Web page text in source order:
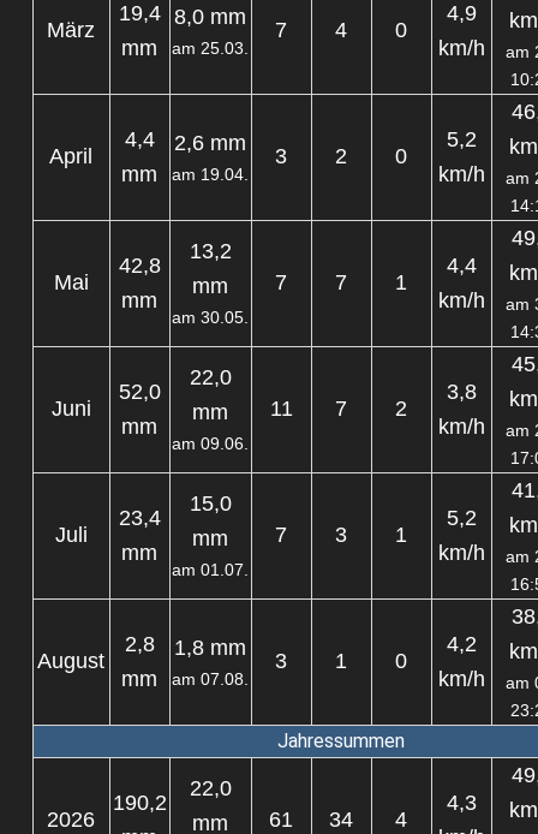
März
19,4
mm
8,0 mm
am 25.03.
7 4 0
4,9
km/h
am
April
4,4
mm
2,6 mm
am 19.04.
3 2 0
5,2
km/h
am
Mai
42,8
mm
13,2
mm
am 30.05.
7 7 1
4,4
km/h
am
Juni
52,0
mm
22,0
mm
am 09.06.
11 7 2
3,8
km/h
am
Juli
23,4
mm
15,0
mm
am 01.07.
7 3 1
5,2
km/h
am
August
2,8
mm
1,8 mm
am 07.08.
3 1 0
4,2
km/h
am
Jahressummen
2026
190,2
22,0
mm
61 34 4
4,3